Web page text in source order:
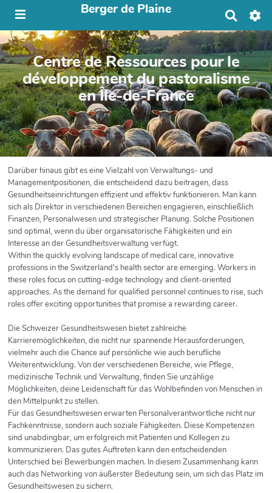
Berger de Plaine
h
e
r
c
h
e
r
Centre de Ressources pour le
développement du pastoralisme
en Île-de-France
Darüber hinaus gibt es eine Vielzahl von Verwaltungs- und
Managementpositionen, die entscheidend dazu beitragen, dass
Gesundheitseinrichtungen effizient und effektiv funktionieren. Man kann
sich als Direktor in verschiedenen Bereichen engagieren, einschließlich
Finanzen, Personalwesen und strategischer Planung. Solche Positionen
sind optimal, wenn du über organisatorische Fähigkeiten und ein
Interesse an der Gesundheitsverwaltung verfügt.
Within the quickly evolving landscape of medical care, innovative
professions in the Switzerland's health sector are emerging. Workers in
these roles focus on cutting-edge technology and client-oriented
approaches. As the demand for qualified personnel continues to rise, such
roles offer exciting opportunities that promise a rewarding career.
Die Schweizer Gesundheitswesen bietet zahlreiche
Karrieremöglichkeiten, die nicht nur spannende Herausforderungen,
vielmehr auch die Chance auf persönliche wie auch berufliche
Weiterentwicklung. Von der verschiedenen Bereiche, wie Pflege,
medizinische Technik und Verwaltung, finden Sie unzählige
Möglichkeiten, deine Leidenschaft für das Wohlbefinden von Menschen in
den Mittelpunkt zu stellen.
Für das Gesundheitswesen erwarten Personalverantwortliche nicht nur
Fachkenntnisse, sondern auch soziale Fähigkeiten. Diese Kompetenzen
sind unabdingbar, um erfolgreich mit Patienten und Kollegen zu
kommunizieren. Das gutes Auftreten kann den entscheidenden
Unterschied bei Bewerbungen machen. In diesem Zusammenhang kann
auch das Networking von äußerster Bedeutung sein, um sich das Platz im
Gesundheitswesen zu sichern.